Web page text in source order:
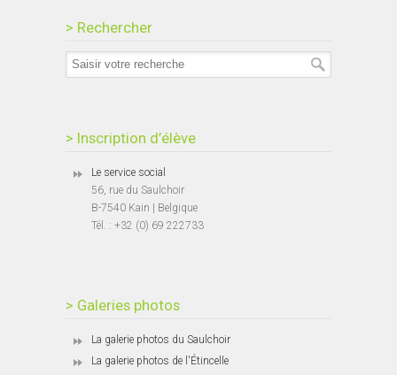
> Rechercher
> Inscription d’élève
Le service social
56, rue du Saulchoir
B-7540 Kain | Belgique
Tél. : +32 (0) 69 222733
> Galeries photos
La galerie photos du Saulchoir
La galerie photos de l'Étincelle